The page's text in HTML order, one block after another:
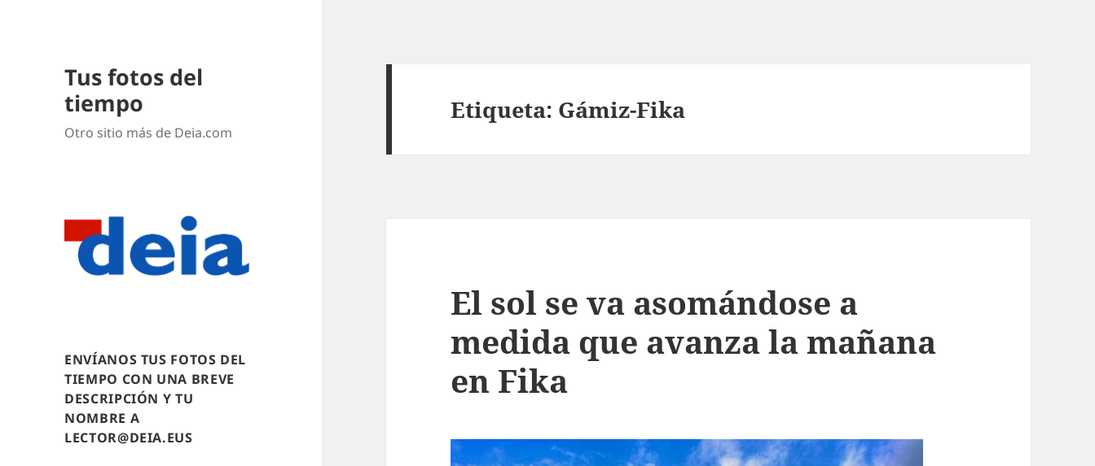
Tus fotos del
tiempo
Otro sitio más de Deia.com
ENVÍANOS TUS FOTOS DEL
TIEMPO CON UNA BREVE
DESCRIPCIÓN Y TU
NOMBRE A
LECTOR@DEIA.EUS
Etiqueta: Gámiz-Fika
El sol se va asomándose a
medida que avanza la mañana
en Fika